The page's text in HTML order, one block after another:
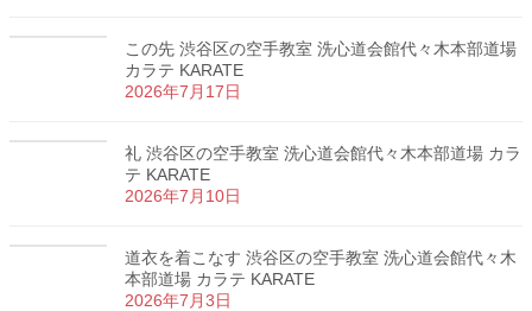
この先 渋谷区の空手教室 洗心道会館代々木本部道場
カラテ KARATE
2026年7月17日
礼 渋谷区の空手教室 洗心道会館代々木本部道場 カラ
テ KARATE
2026年7月10日
道衣を着こなす 渋谷区の空手教室 洗心道会館代々木
本部道場 カラテ KARATE
2026年7月3日